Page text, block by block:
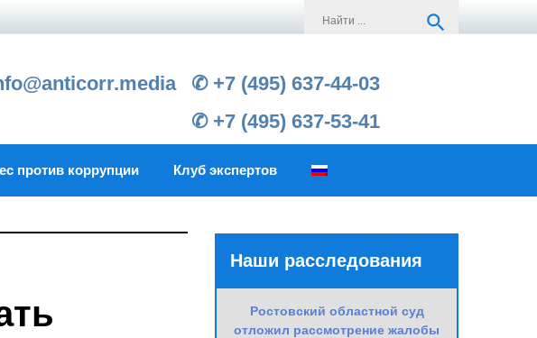
search
✆ +7 (495) 637-44-03
✆ +7 (495) 637-53-41
против коррупции Клуб экспертов
Наши расследования
Ростовский областной суд
отложил рассмотрение жалобы